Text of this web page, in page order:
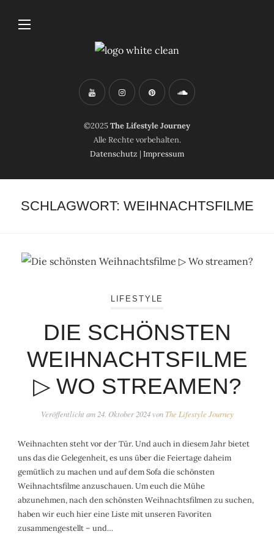
©2025The Lifestyle Journey
Alle Rechte vorbehalten.
Datenschutz | Impressum
SCHLAGWORT: WEIHNACHTSFILME
LIFESTYLE
DIE SCHÖNSTEN
WEIHNACHTSFILME
▷ WO STREAMEN?
Veröffentlicht am 24. Oktober 2024 von The Lifestyle Journey
Weihnachten steht vor der Tür. Und auch in diesem Jahr bietet
uns das die Gelegenheit, es uns über die Feiertage daheim
gemütlich zu machen und auf dem Sofa die schönsten
Weihnachtsfilme anzuschauen. Um euch die Mühe
abzunehmen, nach den schönsten Weihnachtsfilmen zu suchen,
haben wir euch hier eine Liste mit unseren Favoriten
zusammengestellt – und…